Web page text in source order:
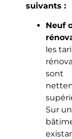
suivants :
Neuf
les
sont
Sur un